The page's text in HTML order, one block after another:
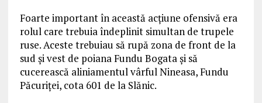
Foarte important în această acțiune ofensivă era
rolul care trebuia îndeplinit simultan de trupele
ruse. Aceste trebuiau să rupă zona de front de la
sud și vest de poiana Fundu Bogata și să
cucerească aliniamentul vârful Nineasa, Fundu
Păcuriței, cota 601 de la Slănic.